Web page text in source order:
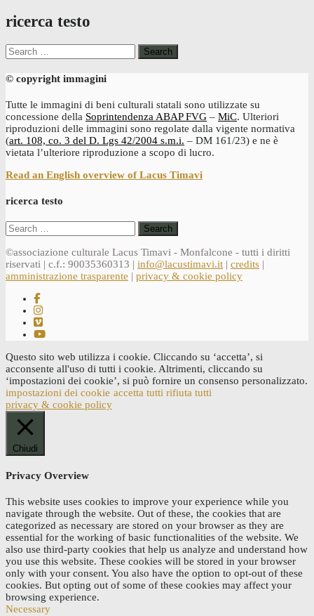
ricerca testo
Search
for:
© copyright immagini
Tutte le immagini di beni culturali statali sono utilizzate su
concessione della Soprintendenza ABAP FVG – MiC. Ulteriori
riproduzioni delle immagini sono regolate dalla vigente normativa
(art. 108, co. 3 del D. Lgs 42/2004 s.m.i. – DM 161/23) e ne è
vietata l’ulteriore riproduzione a scopo di lucro.
Read an English overview of Lacus Timavi
ricerca testo
Search
for:
©associazione culturale Lacus Timavi - Monfalcone - tutti i diritti
riservati | c.f.: 90035360313 | info@lacustimavi.it | credits |
amministrazione trasparente | privacy & cookie policy
Questo sito web utilizza i cookie. Cliccando su ‘accetta’, si
acconsente all'uso di tutti i cookie. Altrimenti, cliccando su
‘impostazioni dei cookie’, si può fornire un consenso personalizzato.
impostazioni dei cookie accetta tutti rifiuta tutti
privacy & cookie policy
Chiudi
Privacy Overview
This website uses cookies to improve your experience while you
navigate through the website. Out of these, the cookies that are
categorized as necessary are stored on your browser as they are
essential for the working of basic functionalities of the website. We
also use third-party cookies that help us analyze and understand how
you use this website. These cookies will be stored in your browser
only with your consent. You also have the option to opt-out of these
cookies. But opting out of some of these cookies may affect your
browsing experience.
Necessary